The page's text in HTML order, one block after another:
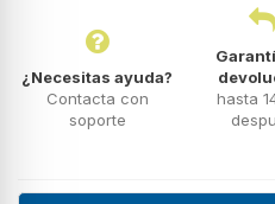
¿Necesitas ayuda?
Contacta con
soporte
hasta